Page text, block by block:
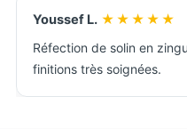
Youssef L. ★★★★★
Réfection de solin en
finitions très soignées.